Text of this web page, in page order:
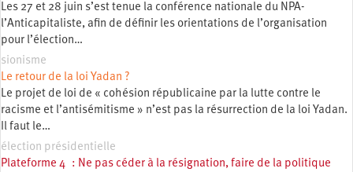
Les 27 et 28 juin s’est tenue la conférence nationale du NPA-
l’Anticapitaliste, afin de définir les orientations de l’organisation
pour l’élection…
sionisme
Le retour de la loi Yadan ?
Le projet de loi de « cohésion républicaine par la lutte contre le
racisme et l’antisémitisme » n’est pas la résurrection de la loi Yadan.
Il faut le…
élection présidentielle
Plateforme 4 : Ne pas céder à la résignation, faire de la politique